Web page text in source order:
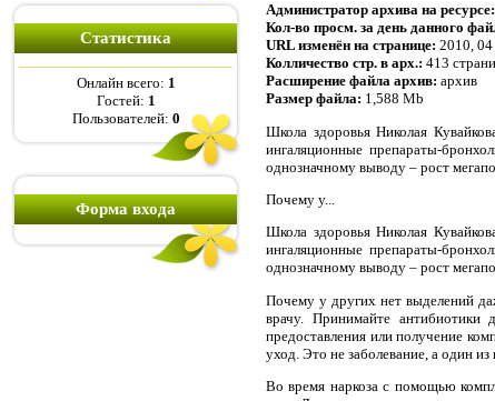
Статистика
Онлайн всего: 1
Гостей: 1
Пользователей: 0
Форма входа
Администратор архива на ресурсе:
Кол-во просм. за день данного
URL изменён на странице: 2010, 04
Колличество стр. в арх.: 413
Расширение файла архив: архив
Размер файла: 1,588 Mb
Школа здоровья Николая
ингаляционные препараты-
однозначному выводу – рост
По­чему у...
Школа здоровья Николая
ингаляционные препараты-
однозначному выводу – рост
По­чему у других нет выделе­ний
врачу. Принимайте
предоставления или получение
уход. Это не заболевание, а один
Во время наркоза с помощью